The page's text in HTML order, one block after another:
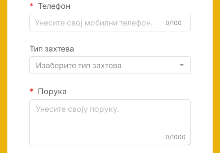
Телефон
0/100
Тип захтева
Изаберите тип захтева
Порука
0/1000